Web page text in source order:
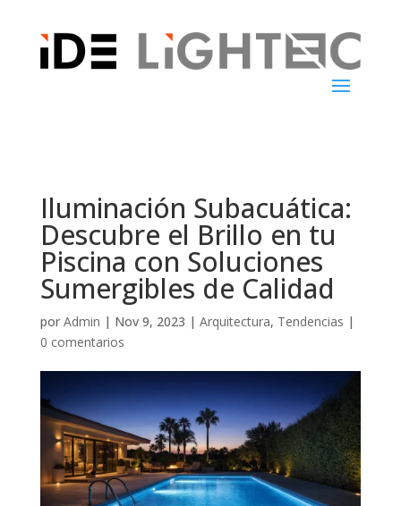
Iluminación Subacuática:
Descubre el Brillo en tu
Piscina con Soluciones
Sumergibles de Calidad
por Admin | Nov 9, 2023 | Arquitectura, Tendencias |
0 comentarios